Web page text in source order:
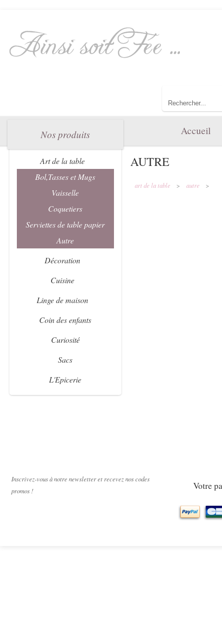
Accueil
Nos produits
Art de la table
Bol,Tasses et Mugs
Vaisselle
Coquetiers
Serviettes de table papier
Autre
Décoration
Cuisine
Linge de maison
Coin des enfants
Curiosité
Sacs
L'Epicerie
AUTRE
art de la table > autre >
Inscrivez-vous à notre newsletter et recevez nos codes
promos !
Votre